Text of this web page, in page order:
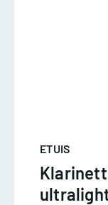
ETUIS